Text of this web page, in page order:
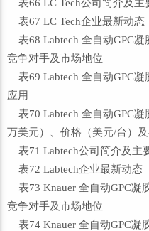
表66 LC Tech公司简介及主
表67 LC Tech企业最新动态
表68 Labtech 全自动GPC凝
竞争对手及市场地位
表69 Labtech 全自动GPC
应用
表70 Labtech 全自动GPC
万美元）、价格（美元/台）及
表71 Labtech公司简介及主
表72 Labtech企业最新动态
表73 Knauer 全自动GPC凝
竞争对手及市场地位
表74 Knauer 全自动GPC凝